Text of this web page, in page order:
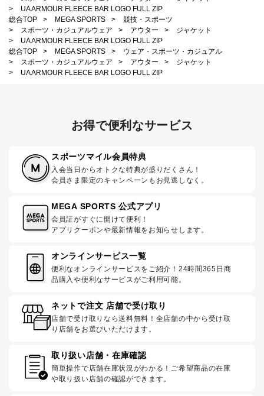
>
UA ARMOUR FLEECE BAR LOGO FULL ZIP
総合TOP
> MEGA SPORTS >
競技・スポーツ
>
スポーツ・カジュアルウェア > アウター >
ジャケット
>
UA ARMOUR FLEECE BAR LOGO FULL ZIP
総合TOP
> MEGA SPORTS >
ウェア・スポーツ・カジュアル
>
スポーツ・カジュアルウェア > アウター >
ジャケット
>
UA ARMOUR FLEECE BAR LOGO FULL ZIP
お得で便利なサービス
スポーツマイル会員特典
入会当日からオトクな特典が盛りだくさん！
会員さま限定のキャンペーンもお見逃しなく。
MEGA SPORTS 公式アプリ
会員証がすぐに開けて便利！
アプリクーポンや最新情報をお知らせします。
オンラインサービス一覧
便利なオンラインサービスをご紹介！24時間365日商
品購入や便利なサービスがご利用可能。
ネットで注文 店舗で受け取り
店舗で受け取りなら送料無料！全店舗の中から受け取
り店舗をお選びいただけます。
取り扱い店舗・在庫確認
簡単操作で店舗在庫状況がわかる！ご希望商品の在庫
や取り扱い店舗の確認ができます。